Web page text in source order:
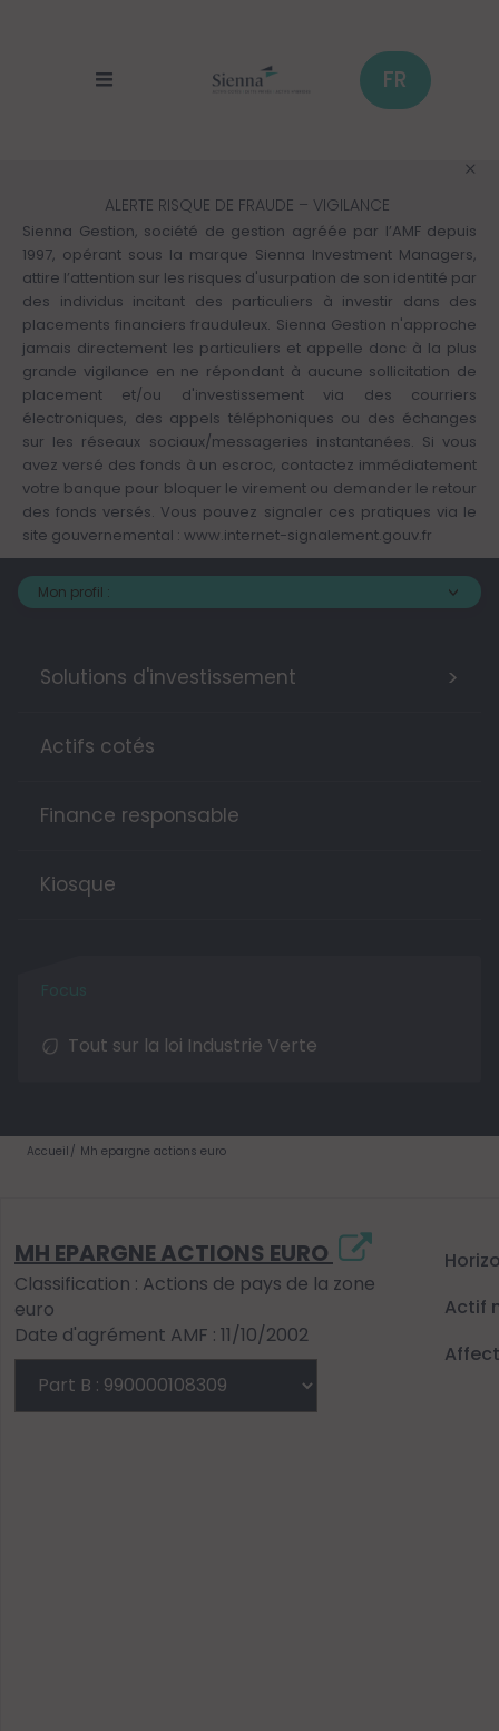
FR
ALERTE RISQUE DE FRAUDE – VIGILANCE
Sienna Gestion, société de gestion agréée par l’AMF depuis
1997, opérant sous la marque Sienna Investment Managers,
attire l’attention sur les risques d'usurpation de son identité par
des individus incitant des particuliers à investir dans des
placements financiers frauduleux. Sienna Gestion n'approche
jamais directement les particuliers et appelle donc à la plus
grande vigilance en ne répondant à aucune sollicitation de
placement et/ou d'investissement via des courriers
électroniques, des appels téléphoniques ou des échanges
sur les réseaux sociaux/messageries instantanées. Si vous
avez versé des fonds à un escroc, contactez immédiatement
votre banque pour bloquer le virement ou demander le retour
des fonds versés. Vous pouvez signaler ces pratiques via le
site gouvernemental : www.internet-signalement.gouv.fr
Mon profil :
Solutions d'investissement >
Actifs cotés
Finance responsable
Kiosque
Tout sur la loi Industrie Verte
Accueil Mh epargne actions euro
MH EPARGNE ACTIONS EURO
Classification : Actions de pays de la zone
euro
Date d'agrément AMF : 11/10/2002
Actif